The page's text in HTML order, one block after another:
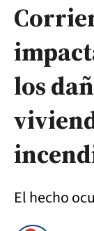
los
El hecho